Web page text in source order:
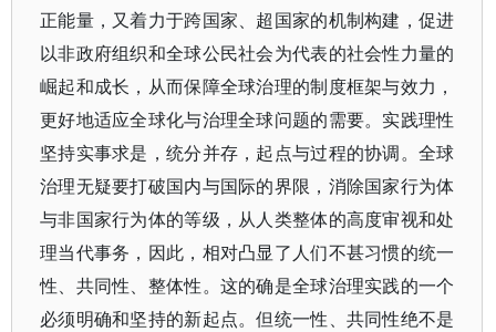
正能量，又着力于跨国家、超国家的机制构建，促进
以非政府组织和全球公民社会为代表的社会性力量的
崛起和成长，从而保障全球治理的制度框架与效力，
更好地适应全球化与治理全球问题的需要。实践理性
坚持实事求是，统分并存，起点与过程的协调。全球
治理无疑要打破国内与国际的界限，消除国家行为体
与非国家行为体的等级，从人类整体的高度审视和处
理当代事务，因此，相对凸显了人们不甚习惯的统一
性、共同性、整体性。这的确是全球治理实践的一个
必须明确和坚持的新起点。但统一性、共同性绝不是